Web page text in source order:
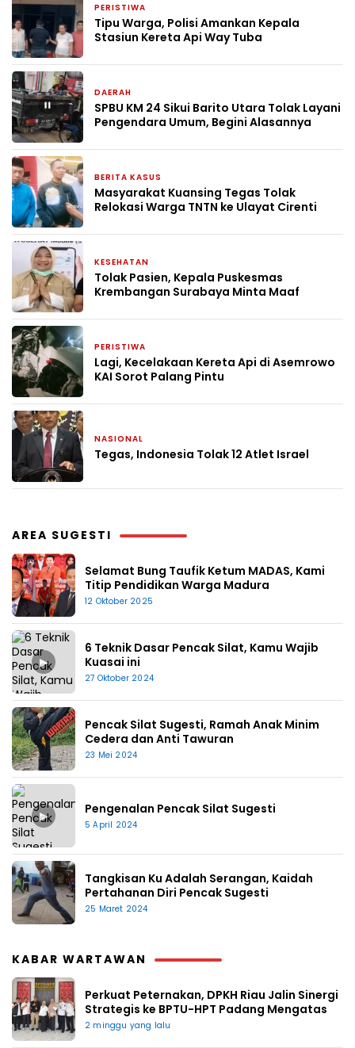
PERISTIWA
Tipu Warga, Polisi Amankan Kepala
Stasiun Kereta Api Way Tuba
DAERAH
SPBU KM 24 Sikui Barito Utara Tolak Layani
Pengendara Umum, Begini Alasannya
BERITA KASUS
Masyarakat Kuansing Tegas Tolak
Relokasi Warga TNTN ke Ulayat Cirenti
KESEHATAN
Tolak Pasien, Kepala Puskesmas
Krembangan Surabaya Minta Maaf
PERISTIWA
Lagi, Kecelakaan Kereta Api di Asemrowo
KAI Sorot Palang Pintu
NASIONAL
Tegas, Indonesia Tolak 12 Atlet Israel
AREA SUGESTI
Selamat Bung Taufik Ketum MADAS, Kami
Titip Pendidikan Warga Madura
12 Oktober 2025
▶
6 Teknik Dasar Pencak Silat, Kamu Wajib
Kuasai ini
27 Oktober 2024
Pencak Silat Sugesti, Ramah Anak Minim
Cedera dan Anti Tawuran
23 Mei 2024
▶ Pengenalan Pencak Silat Sugesti
5 April 2024
Tangkisan Ku Adalah Serangan, Kaidah
Pertahanan Diri Pencak Sugesti
25 Maret 2024
KABAR WARTAWAN
Perkuat Peternakan, DPKH Riau Jalin Sinergi
Strategis ke BPTU-HPT Padang Mengatas
2 minggu yang lalu